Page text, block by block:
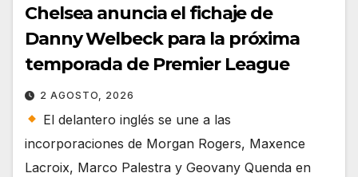
Chelsea anuncia el fichaje de
Danny Welbeck para la próxima
temporada de Premier League
2 AGOSTO, 2026
El delantero inglés se une a las
incorporaciones de Morgan Rogers, Maxence
Lacroix, Marco Palestra y Geovany Quenda en